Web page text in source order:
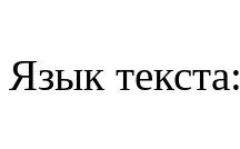
Язык текста: